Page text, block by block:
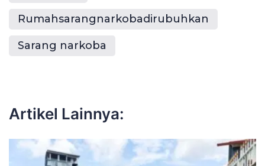
Rumahsarangnarkobadirubuhkan
Sarang narkoba
Artikel Lainnya: